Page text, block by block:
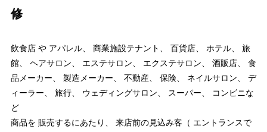
修
飲食店 や アパレル、 商業施設テナント、 百貨店、 ホテル、 旅
館、 ヘアサロン、 エステサロン、 エクステサロン、 酒販店、 食
品メーカー、 製造メーカー、 不動産、 保険、 ネイルサロン、 デ
ィーラー、 旅行、 ウェディングサロン、 スーパー、 コンビニな
ど
商品を 販売するにあたり、 来店前の見込み客（ エントランスで